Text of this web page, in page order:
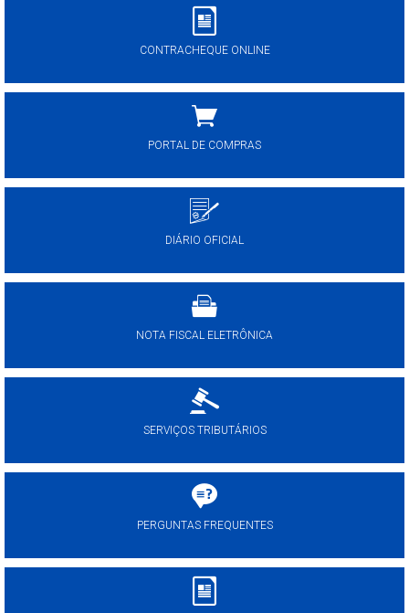
CONTRACHEQUE ONLINE
PORTAL DE COMPRAS
DIÁRIO OFICIAL
NOTA FISCAL ELETRÔNICA
SERVIÇOS TRIBUTÁRIOS
PERGUNTAS FREQUENTES